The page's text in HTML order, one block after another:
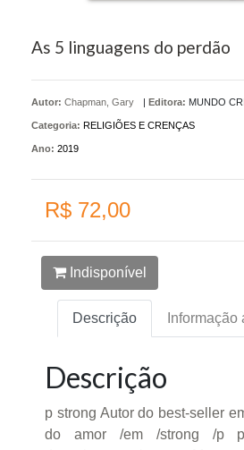
As 5 linguagens do perdão
Autor: Chapman, Gary | Editora: MUNDO
Categoria: RELIGIÕES E CRENÇAS
Ano: 2019
R$ 72,00
Indisponível
Descrição Informação
Descrição
p strong Autor do best-seller
do amor /em /strong /p